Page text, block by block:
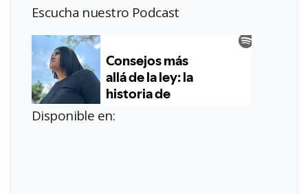
Escucha nuestro Podcast
Disponible en: